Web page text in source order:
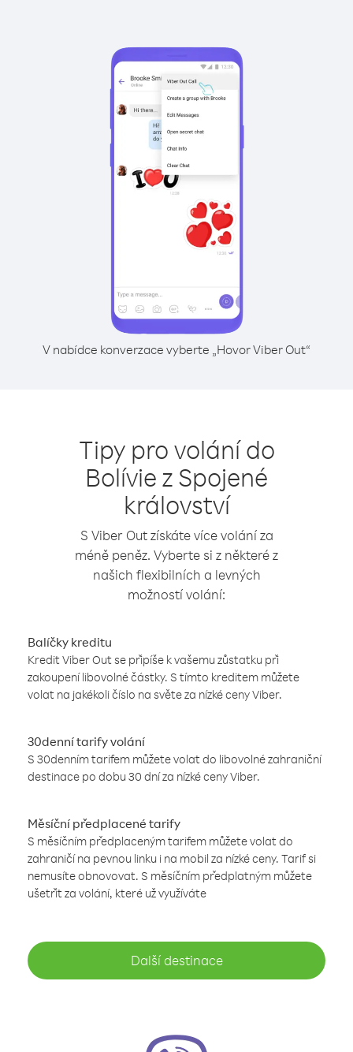
V nabídce konverzace vyberte „Hovor Viber Out“
Tipy pro volání do
Bolívie z Spojené
království
S Viber Out získáte více volání za
méně peněz. Vyberte si z některé z
našich flexibilních a levných
možností volání:
Balíčky kreditu
Kredit Viber Out se připíše k vašemu zůstatku při
zakoupení libovolné částky. S tímto kreditem můžete
volat na jakékoli číslo na světe za nízké ceny Viber.
30denní tarify volání
S 30denním tarifem můžete volat do libovolné zahraniční
destinace po dobu 30 dní za nízké ceny Viber.
Měsíční předplacené tarify
S měsíčním předplaceným tarifem můžete volat do
zahraničí na pevnou linku i na mobil za nízké ceny. Tarif si
nemusíte obnovovat. S měsíčním předplatným můžete
ušetřit za volání, které už využíváte
Další destinace